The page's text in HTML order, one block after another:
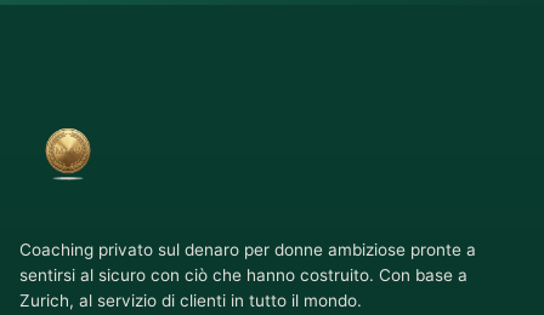
Coaching privato sul denaro per donne ambiziose pronte a
sentirsi al sicuro con ciò che hanno costruito. Con base a
Zurich, al servizio di clienti in tutto il mondo.